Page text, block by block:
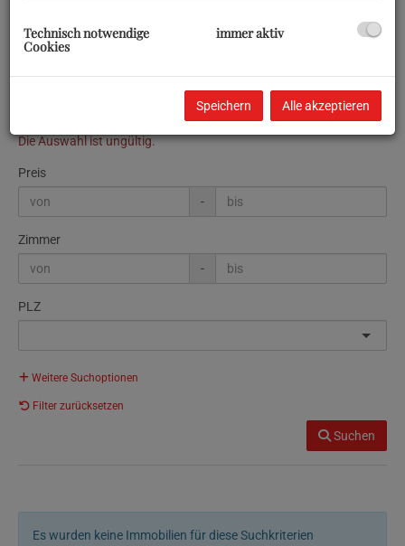
Die Auswahl ist ungültig.
Preis
-
Zimmer
-
PLZ
Weitere Suchoptionen
Filter zurücksetzen
Suchen
Es wurden keine Immobilien für diese Suchkriterien
Technisch notwendige
Cookies
immer aktiv
Speichern Alle akzeptieren